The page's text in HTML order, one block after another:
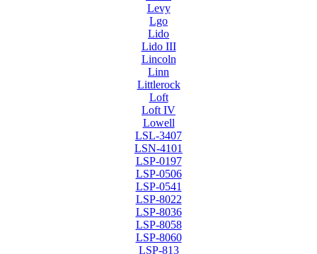
Levy
Lgo
Lido
Lido III
Lincoln
Linn
Littlerock
Loft
Loft IV
Lowell
LSL-3407
LSN-4101
LSP-0197
LSP-0506
LSP-0541
LSP-8022
LSP-8036
LSP-8058
LSP-8060
LSP-813